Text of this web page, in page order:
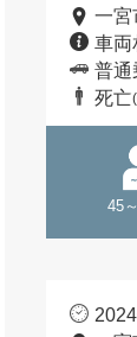
一宮
車両
普通
死亡
45